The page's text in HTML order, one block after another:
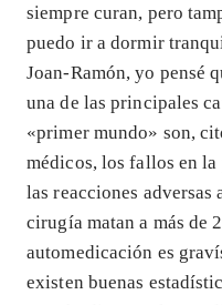
siempre curan, pero
puedo ir a dormir
Joan-Ramón, yo pensé
una de las principales
«primer mundo» son,
médicos, los fallos en
las reacciones
cirugía matan a más de
automedicación es
existen buenas